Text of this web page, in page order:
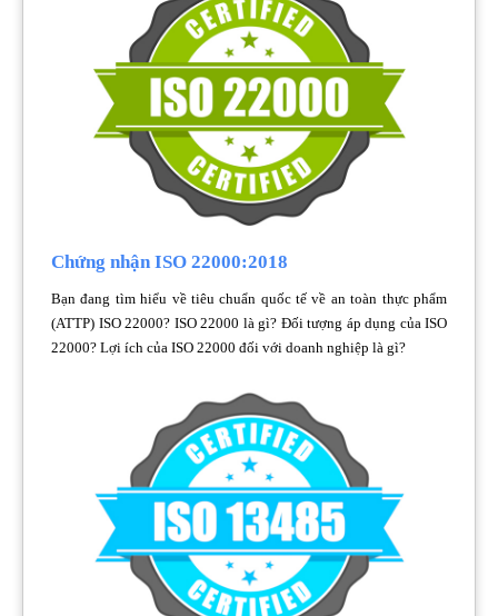
Chứng nhận ISO 22000:2018
Bạn đang tìm hiểu về tiêu chuẩn quốc tế về an toàn thực phẩm
(ATTP) ISO 22000? ISO 22000 là gì? Đối tượng áp dụng của ISO
22000? Lợi ích của ISO 22000 đối với doanh nghiệp là gì?